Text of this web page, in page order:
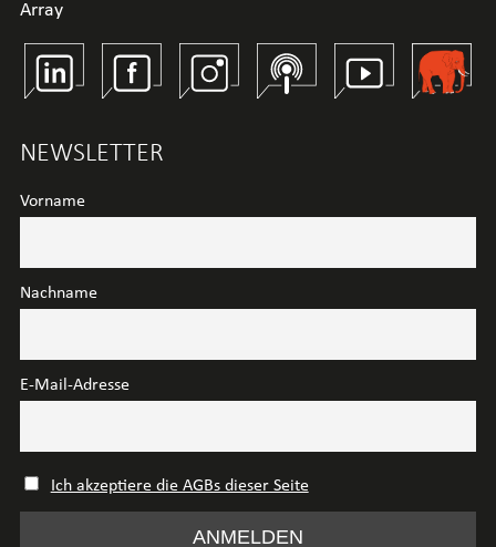
Array
Linkedin Facebook Instagram Spotify Youtube
NEWSLETTER
Vorname
Nachname
E-Mail-Adresse
Ich akzeptiere die AGBs dieser Seite